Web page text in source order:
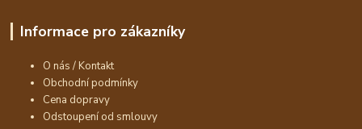
Informace pro zákazníky
O nás / Kontakt
Obchodní podmínky
Cena dopravy
Odstoupení od smlouvy